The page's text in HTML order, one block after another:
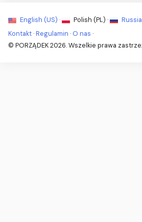
English (US) · Polish (PL) ·
Kontakt ·Regulamin · O nas ·
© PORZĄDEK 2026. Wszelkie prawa